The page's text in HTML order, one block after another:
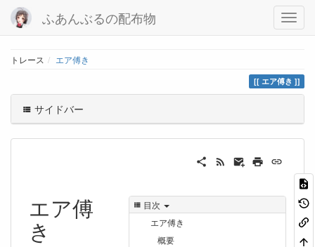
ふあんぶるの配布物
トレース エア傅き
エア傅き
サイドバー
目次
エア傅き
概要
エア傅
き